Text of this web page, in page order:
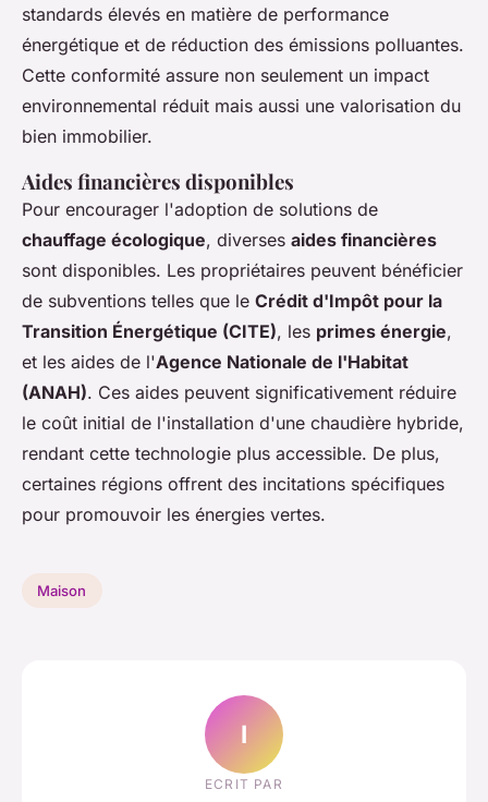
standards élevés en matière de performance
énergétique et de réduction des émissions polluantes.
Cette conformité assure non seulement un impact
environnemental réduit mais aussi une valorisation du
bien immobilier.
Aides financières disponibles
Pour encourager l'adoption de solutions de
chauffage écologique, diverses aides financières
sont disponibles. Les propriétaires peuvent bénéficier
de subventions telles que le Crédit d'Impôt pour la
Transition Énergétique (CITE), les primes énergie,
et les aides de l'Agence Nationale de l'Habitat
(ANAH). Ces aides peuvent significativement réduire
le coût initial de l'installation d'une chaudière hybride,
rendant cette technologie plus accessible. De plus,
certaines régions offrent des incitations spécifiques
pour promouvoir les énergies vertes.
Maison
I
ECRIT PAR